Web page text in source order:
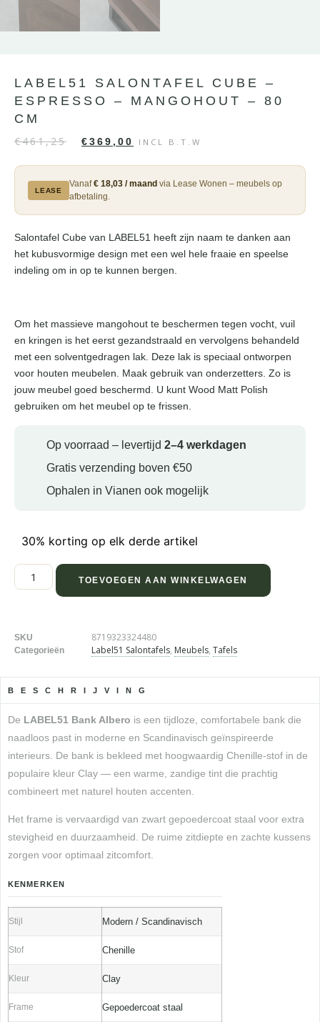
LABEL51 SALONTAFEL CUBE –
ESPRESSO – MANGOHOUT – 80
CM
€461,25 €369,00 INCL B.T.W
LEASE
Vanaf€ 18,03 / maand via Lease Wonen – meubels op
afbetaling.
Salontafel Cube van LABEL51 heeft zijn naam te danken aan
het kubusvormige design met een wel hele fraaie en speelse
indeling om in op te kunnen bergen.
Om het massieve mangohout te beschermen tegen vocht, vuil
en kringen is het eerst gezandstraald en vervolgens behandeld
met een solventgedragen lak. Deze lak is speciaal ontworpen
voor houten meubelen. Maak gebruik van onderzetters. Zo is
jouw meubel goed beschermd. U kunt Wood Matt Polish
gebruiken om het meubel op te frissen.
Op voorraad – levertijd 2–4 werkdagen
Gratis verzending boven €50
Ophalen in Vianen ook mogelijk
30% korting op elk derde artikel
TOEVOEGEN AAN WINKELWAGEN
SKU 8719323324480
Categorieën Label51 Salontafels, Meubels, Tafels
BESCHRIJVING
De LABEL51 Bank Albero is een tijdloze, comfortabele bank die
naadloos past in moderne en Scandinavisch geïnspireerde
interieurs. De bank is bekleed met hoogwaardig Chenille-stof in de
populaire kleur Clay — een warme, zandige tint die prachtig
combineert met naturel houten accenten.
Het frame is vervaardigd van zwart gepoedercoat staal voor extra
stevigheid en duurzaamheid. De ruime zitdiepte en zachte kussens
zorgen voor optimaal zitcomfort.
KENMERKEN
Stijl Modern / Scandinavisch
Stof Chenille
Kleur Clay
Frame Gepoedercoat staal